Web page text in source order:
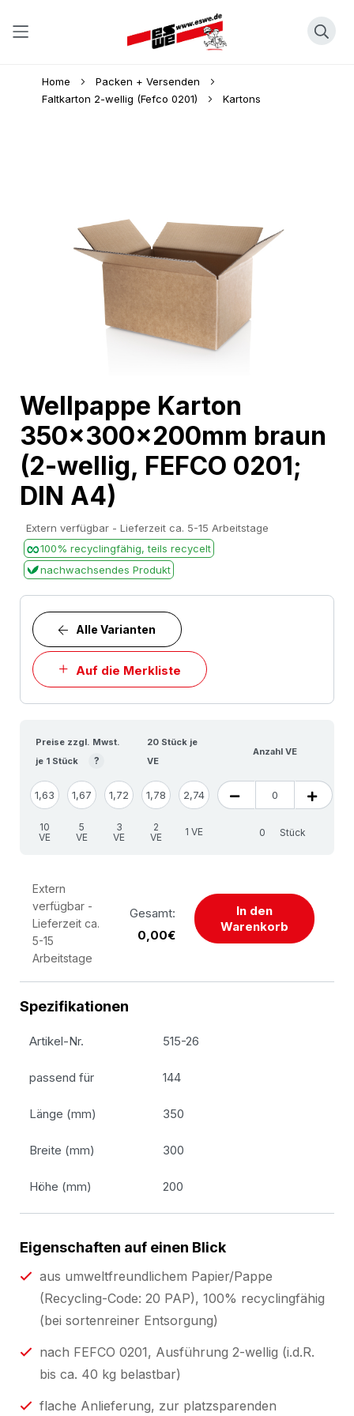
Home
Packen + Versenden
Faltkarton 2-wellig (Fefco 0201)
Kartons
to
the
beginning
of
the
gallery
Wellpappe Karton
350x300x200mm braun
(2-wellig, FEFCO 0201;
DIN A4)
Extern verfügbar - Lieferzeit ca. 5-15 Arbeitstage
100% recyclingfähig, teils recycelt
nachwachsendes Produkt
Auf die Merkliste
Alle Varianten
Preise zzgl. Mwst.
je 1 Stück
?
20 Stück je
VE
Anzahl VE
1,63 1,67 1,72 1,78 2,74
10
VE
5
VE
3
VE
2
VE
1 VE Stück
Extern
verfügbar -
Lieferzeit ca.
5-15
Arbeitstage
Gesamt:
0,00€
In den
Warenkorb
Spezifikationen
Artikel-Nr. 515-26
passend für 144
Länge (mm) 350
Breite (mm) 300
Höhe (mm) 200
Eigenschaften auf einen Blick
aus umweltfreundlichem Papier/Pappe
(Recycling-Code: 20 PAP), 100% recyclingfähig
(bei sortenreiner Entsorgung)
nach FEFCO 0201, Ausführung 2-wellig (i.d.R.
bis ca. 40 kg belastbar)
flache Anlieferung, zur platzsparenden